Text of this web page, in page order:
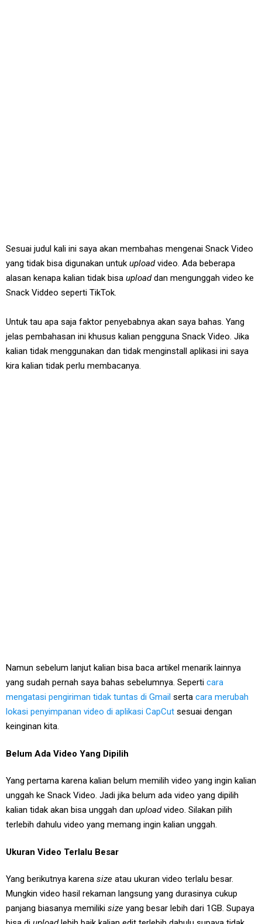
Sesuai judul kali ini saya akan membahas mengenai Snack Video
yang tidak bisa digunakan untuk uploadvideo. Ada beberapa
alasan kenapa kalian tidak bisa uploaddan mengunggah video ke
Snack Viddeo seperti TikTok.
Untuk tau apa saja faktor penyebabnya akan saya bahas. Yang
jelas pembahasan ini khusus kalian pengguna Snack Video. Jika
kalian tidak menggunakan dan tidak menginstall aplikasi ini saya
kira kalian tidak perlu membacanya.
Namun sebelum lanjut kalian bisa baca artikel menarik lainnya
yang sudah pernah saya bahas sebelumnya. Seperti cara
mengatasi pengiriman tidak tuntas di Gmail serta cara merubah
lokasi penyimpanan video di aplikasi CapCut sesuai dengan
keinginan kita.
Belum Ada Video Yang Dipilih
Yang pertama karena kalian belum memilih video yang ingin kalian
unggah ke Snack Video. Jadi jika belum ada video yang dipilih
kalian tidak akan bisa unggah dan uploadvideo. Silakan pilih
terlebih dahulu video yang memang ingin kalian unggah.
Ukuran Video Terlalu Besar
Yang berikutnya karena size atau ukuran video terlalu besar.
Mungkin video hasil rekaman langsung yang durasinya cukup
panjang biasanya memiliki size yang besar lebih dari 1GB. Supaya